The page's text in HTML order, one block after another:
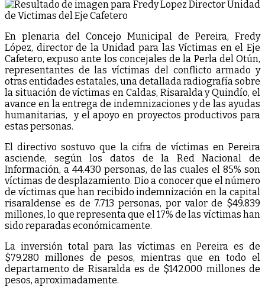
En plenaria del Concejo Municipal de Pereira, Fredy
López, director de la Unidad para las Víctimas en el Eje
Cafetero, expuso ante los concejales de la Perla del Otún,
representantes de las víctimas del conflicto armado y
otras entidades estatales, una detallada radiografía sobre
la situación de víctimas en Caldas, Risaralda y Quindío, el
avance en la entrega de indemnizaciones y de las ayudas
humanitarias, y el apoyo en proyectos productivos para
estas personas.
El directivo sostuvo que la cifra de víctimas en Pereira
asciende, según los datos de la Red Nacional de
Información, a 44.430 personas, de las cuales el 85% son
víctimas de desplazamiento. Dio a conocer que el número
de víctimas que han recibido indemnización en la capital
risaraldense es de 7.713 personas, por valor de $49.839
millones, lo que representa que el 17% de las víctimas han
sido reparadas económicamente.
La inversión total para las víctimas en Pereira es de
$79.280 millones de pesos, mientras que en todo el
departamento de Risaralda es de $142.000 millones de
pesos, aproximadamente.